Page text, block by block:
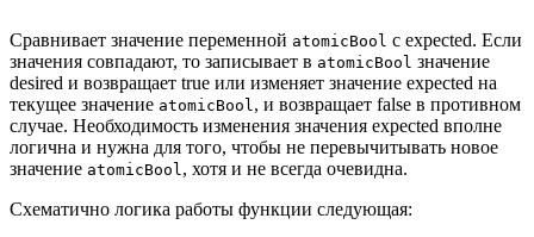
Сравнивает значение переменной atomicBool с expected. Если
значения совпадают, то записывает в atomicBool значение
desired и возвращает true или изменяет значение expected на
текущее значение atomicBool , и возвращает false в противном
случае. Необходимость изменения значения expected вполне
логична и нужна для того, чтобы не перевычитывать новое
значение atomicBool , хотя и не всегда очевидна.
Схематично логика работы функции следующая: